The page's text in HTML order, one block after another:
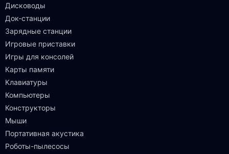
Дисководы
Док-станции
Зарядные станции
Игровые приставки
Игры для консолей
Карты памяти
Клавиатуры
Компьютеры
Конструкторы
Мыши
Портативная акустика
Роботы-пылесосы